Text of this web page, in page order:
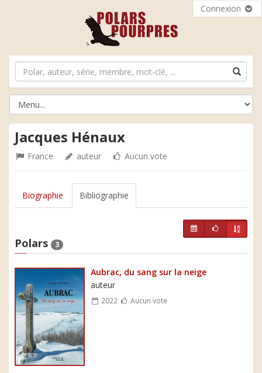
Connexion
Jacques Hénaux
France auteur Aucun vote
Biographie Bibliographie
Polars 3
Aubrac, du sang sur la neige
auteur
2022 Aucun vote